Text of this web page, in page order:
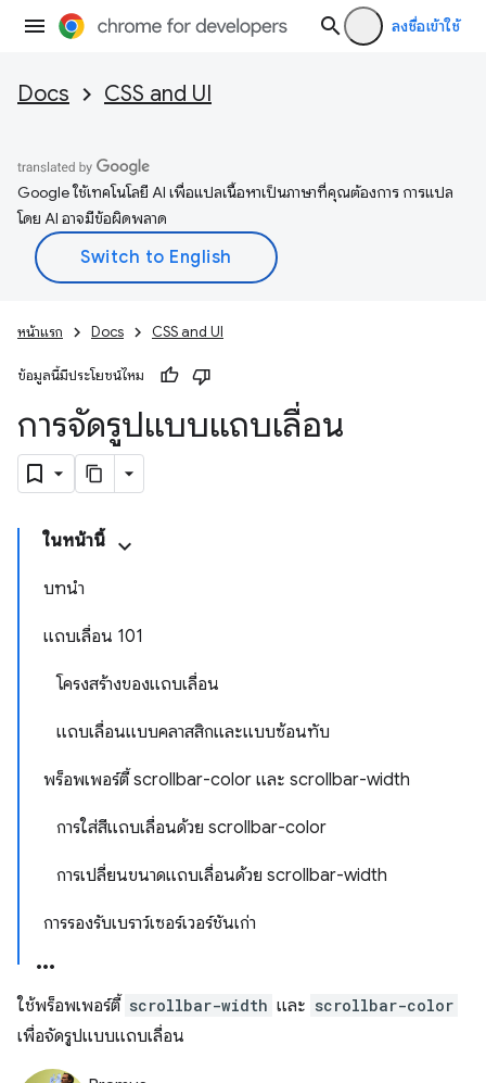
ลงชื่อเข้าใช้
Docs CSS and UI
Google ใช้เทคโนโลยี AI เพื่อแปลเนื้อหาเป็นภาษาที่คุณต้องการ การแปล
โดย AI อาจมีข้อผิดพลาด
หน้าแรก Docs CSS and UI
ข้อมูลนี้มีประโยชน์ไหม
การจัดรูปแบบแถบเลื่อน
ในหน้านี้
บทนำ
แถบเลื่อน 101
โครงสร้างของแถบเลื่อน
แถบเลื่อนแบบคลาสสิกและแบบซ้อนทับ
พร็อพเพอร์ตี้ scrollbar-color และ scrollbar-width
การใส่สีแถบเลื่อนด้วย scrollbar-color
การเปลี่ยนขนาดแถบเลื่อนด้วย scrollbar-width
การรองรับเบราว์เซอร์เวอร์ชันเก่า
ใช้พร็อพเพอร์ตี้ scrollbar-width และ scrollbar-color
เพื่อจัดรูปแบบแถบเลื่อน